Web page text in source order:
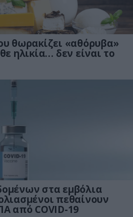
θωρακίζει «αθόρυβα»
ηλικία… δεν είναι το
στα εμβόλια
πεθαίνουν
από COVID-19